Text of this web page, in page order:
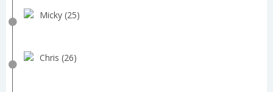
Micky (25)
Chris (26)